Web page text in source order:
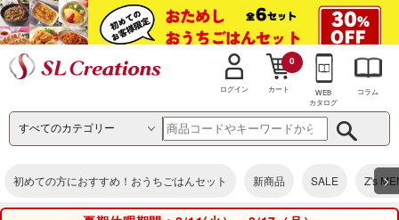
ログイン カート
0
WEB
カタログ
コラム
初めての方におすすめ！おうちごはんセット 新商品 SALE Z's >